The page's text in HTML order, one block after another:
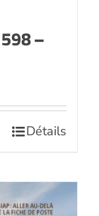
–
Détails